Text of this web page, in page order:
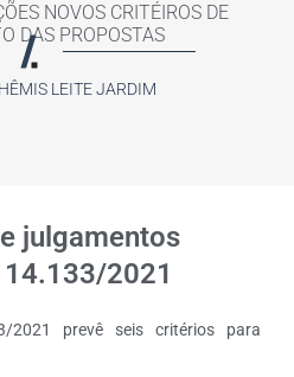
NOVOS CRITÉIROS DE
DAS PROPOSTAS
LEITE JARDIM
julgamentos
2021
prevê seis critérios para